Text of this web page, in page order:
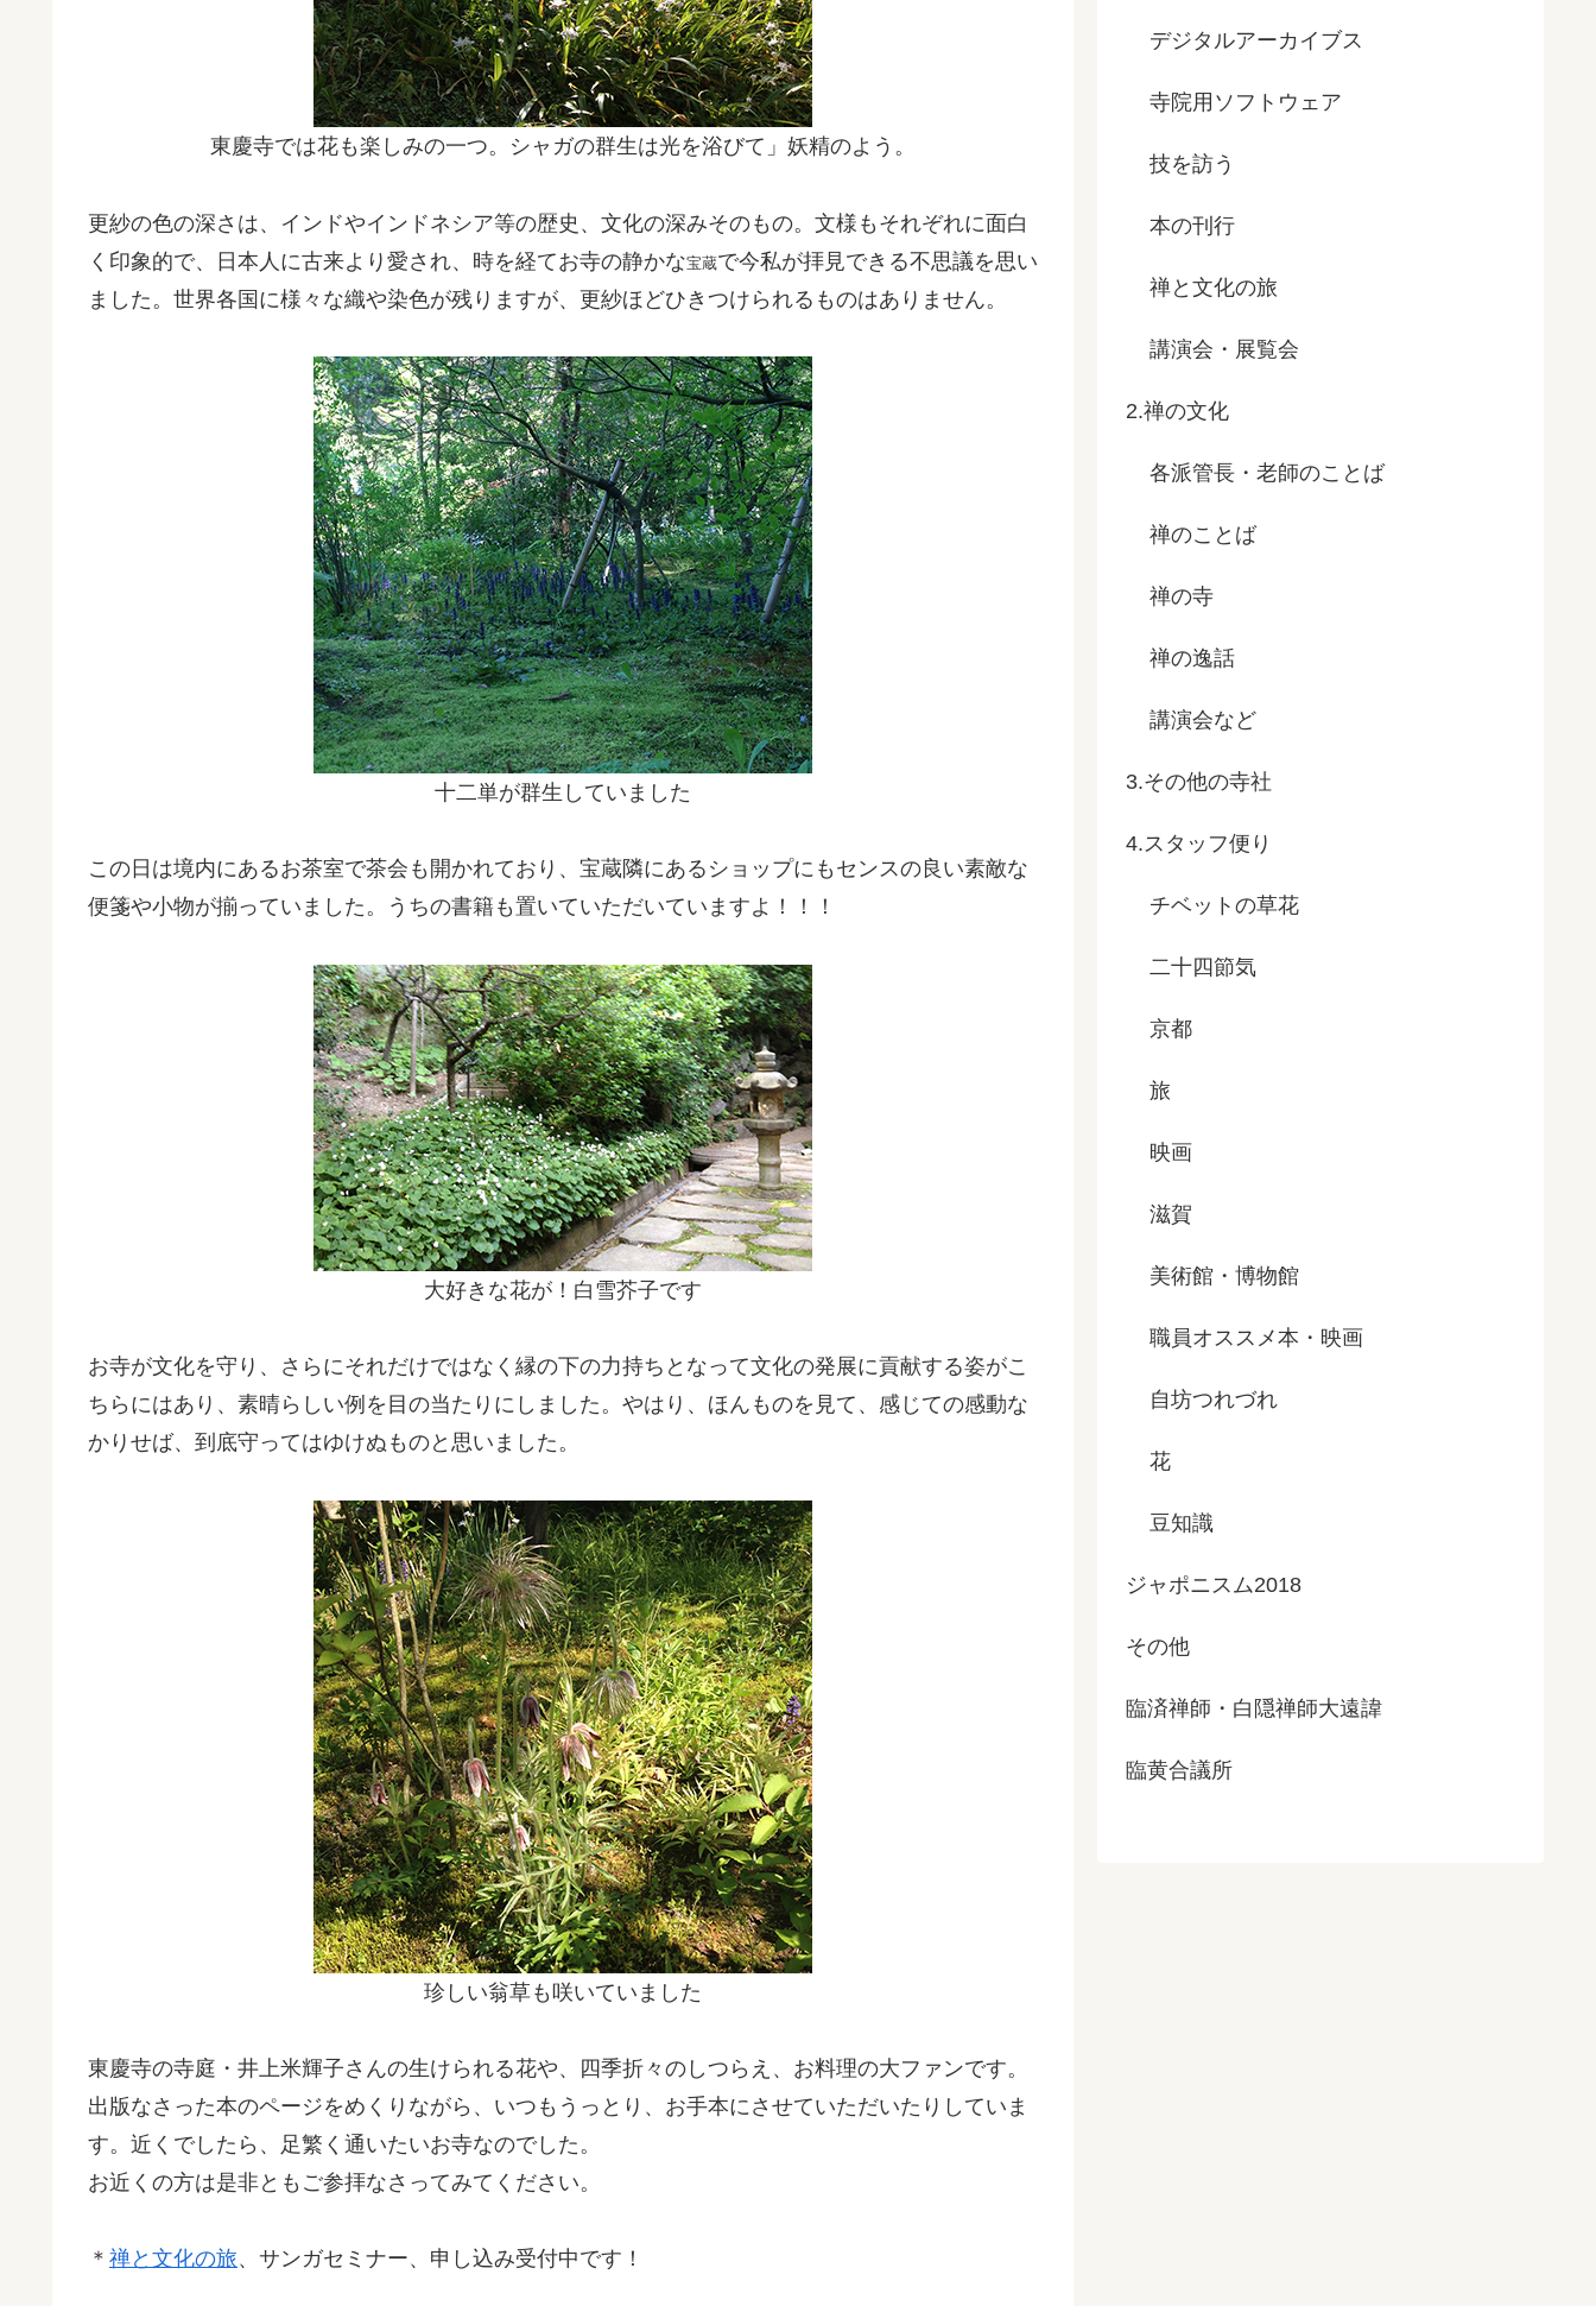
東慶寺では花も楽しみの一つ。シャガの群生は光を浴びて」妖精のよう。
更紗の色の深さは、インドやインドネシア等の歴史、文化の深みそのもの。文様もそれぞれに面白
く印象的で、日本人に古来より愛され、時を経てお寺の静かな宝蔵で今私が拝見できる不思議を思い
ました。世界各国に様々な織や染色が残りますが、更紗ほどひきつけられるものはありません。
十二単が群生していました
この日は境内にあるお茶室で茶会も開かれており、宝蔵隣にあるショップにもセンスの良い素敵な
便箋や小物が揃っていました。うちの書籍も置いていただいていますよ！！！
大好きな花が！白雪芥子です
お寺が文化を守り、さらにそれだけではなく縁の下の力持ちとなって文化の発展に貢献する姿がこ
ちらにはあり、素晴らしい例を目の当たりにしました。やはり、ほんものを見て、感じての感動な
かりせば、到底守ってはゆけぬものと思いました。
珍しい翁草も咲いていました
東慶寺の寺庭・井上米輝子さんの生けられる花や、四季折々のしつらえ、お料理の大ファンです。
出版なさった本のページをめくりながら、いつもうっとり、お手本にさせていただいたりしていま
す。近くでしたら、足繁く通いたいお寺なのでした。
お近くの方は是非ともご参拝なさってみてください。
＊ 禅と文化の旅、サンガセミナー、申し込み受付中です！
デジタルアーカイブス
寺院用ソフトウェア
技を訪う
本の刊行
禅と文化の旅
講演会・展覧会
2.禅の文化
各派管長・老師のことば
禅のことば
禅の寺
禅の逸話
講演会など
3.その他の寺社
4.スタッフ便り
チベットの草花
二十四節気
京都
旅
映画
滋賀
美術館・博物館
職員オススメ本・映画
自坊つれづれ
花
豆知識
ジャポニスム2018
その他
臨済禅師・白隠禅師大遠諱
臨黄合議所